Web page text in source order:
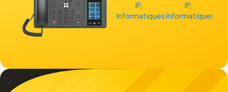
IP,
Informatiques
IP,
Informatiques